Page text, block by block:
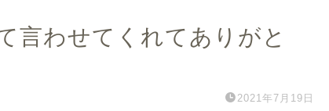
言わせてくれてありがと
2021年7月19日